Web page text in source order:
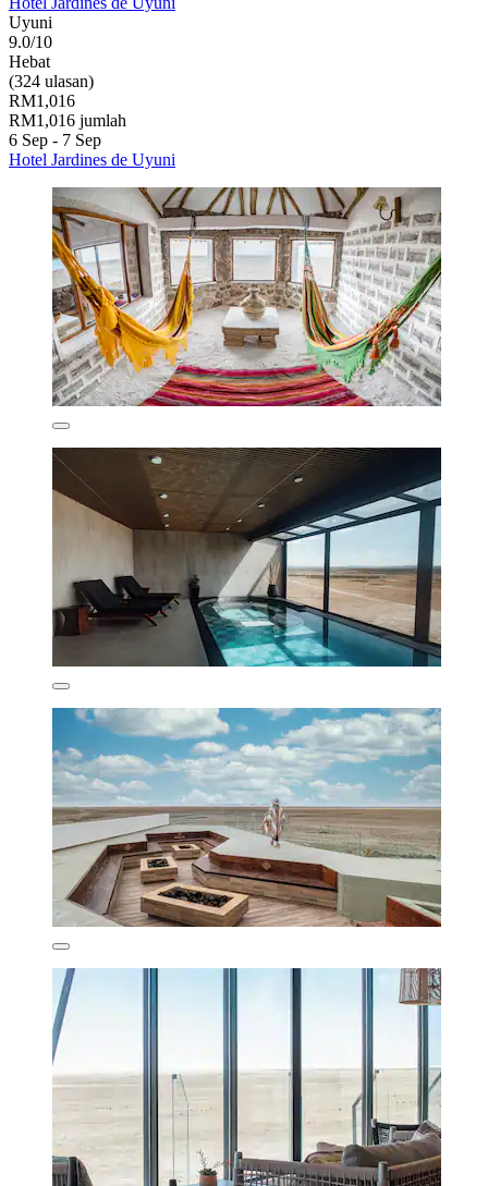
Uyuni
9.0/10
Hebat
(324 ulasan)
RM1,016
RM1,016 jumlah
6 Sep - 7 Sep
Hotel Jardines de Uyuni